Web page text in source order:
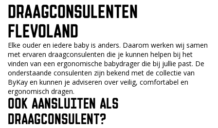
DRAAGCONSULENTEN
FLEVOLAND
Elke ouder en iedere baby is anders. Daarom werken wij samen
met ervaren draagconsulenten die je kunnen helpen bij het
vinden van een ergonomische babydrager die bij jullie past. De
onderstaande consulenten zijn bekend met de collectie van
ByKay en kunnen je adviseren over veilig, comfortabel en
ergonomisch dragen.
OOK AANSLUITEN ALS
DRAAGCONSULENT?